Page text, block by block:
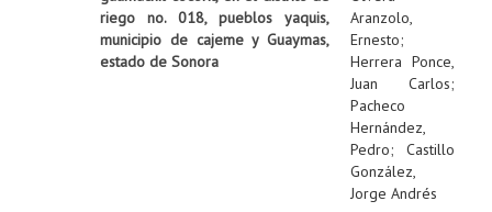
riego no. 018, pueblos yaquis,
municipio de cajeme y Guaymas,
estado de Sonora
Aranzolo,
Ernesto;
Herrera Ponce,
Juan Carlos;
Pacheco
Hernández,
Pedro; Castillo
González,
Jorge Andrés